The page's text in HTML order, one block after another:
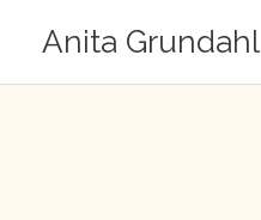
indholdet
Anita Grundahl